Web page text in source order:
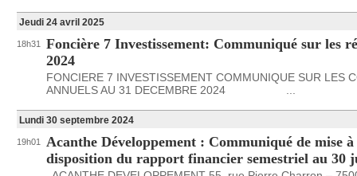
Jeudi 24 avril 2025
18h31
Foncière 7 Investissement: Communiqué sur les
2024
FONCIERE 7 INVESTISSEMENT COMMUNIQUE SUR LES
ANNUELS AU 31 DECEMBRE 2024 ...
Lundi 30 septembre 2024
19h01
Acanthe Développement : Communiqué de mise à
disposition du rapport financier semestriel au 30